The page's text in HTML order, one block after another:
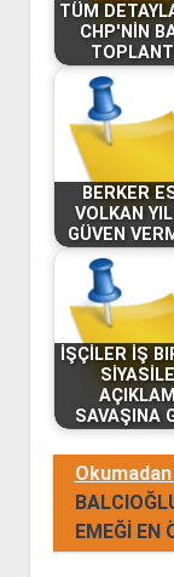
TÜM
CHP'NİN
BERKER
VOLKAN
GÜVEN
İŞÇİLER İŞ
SAVAŞINA
EMEĞİ EN